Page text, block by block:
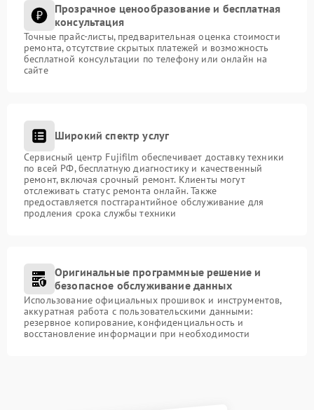
Прозрачное ценообразование и бесплатная
консультация
Точные прайс-листы, предварительная оценка стоимости
ремонта, отсутствие скрытых платежей и возможность
бесплатной консультации по телефону или онлайн на
сайте
Широкий спектр услуг
Сервисный центр Fujifilm обеспечивает доставку техники
по всей РФ, бесплатную диагностику и качественный
ремонт, включая срочный ремонт. Клиенты могут
отслеживать статус ремонта онлайн. Также
предоставляется постгарантийное обслуживание для
продления срока службы техники
Оригинальные программные решение и
безопасное обслуживание данных
Использование официальных прошивок и инструментов,
аккуратная работа с пользовательскими данными:
резервное копирование, конфиденциальность и
восстановление информации при необходимости